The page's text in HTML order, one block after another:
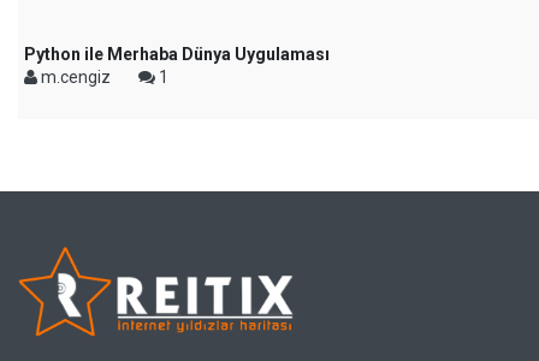
Python ile Merhaba Dünya Uygulaması
m.cengiz
1